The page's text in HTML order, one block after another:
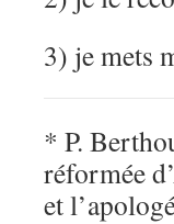
3) je mets
* P.
réformée
et